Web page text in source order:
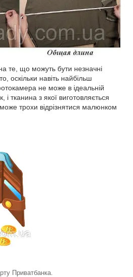
те, що можуть бути незначні
оскільки навіть найбільш
не може в ідеальній
і тканина з якої виготовляється
трохи відрізнятися малюнком
Приватбанка.